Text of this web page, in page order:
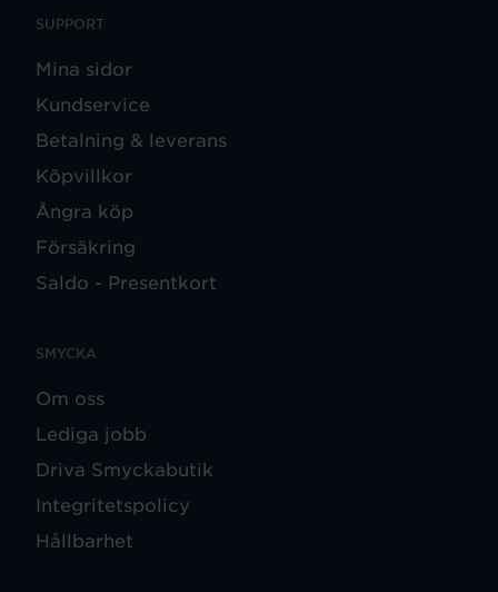
SUPPORT
Mina sidor
Kundservice
Betalning & leverans
Köpvillkor
Ångra köp
Försäkring
Saldo - Presentkort
SMYCKA
Om oss
Lediga jobb
Driva Smyckabutik
Integritetspolicy
Hållbarhet